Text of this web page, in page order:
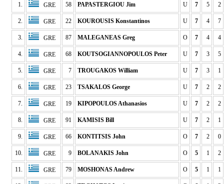
1. GRE 58 PAPASTERGIOU Jim U 7 5 2
2. GRE 22 KOUROUSIS Konstantinos U 7 4 7
3. GRE 87 MALEGANEAS Greg O 7 4 4
4. GRE 68 KOUTSOGIANNOPOULOS Peter U 7 3 5
5. GRE 7 TROUGAKOS William U 7 3 1
6. GRE 23 TSAKALOS George U 7 2 2
7. GRE 19 KIPOPOULOS Athanasios U 7 2 2
8. GRE 91 KAMISIS Bill U 7 2 1
9. GRE 66 KONTITSIS John O 7 2 0
10. GRE 9 BOLANAKIS John O 5 1 2
11. GRE 79 MOSHONAS Andrew O 5 1 1